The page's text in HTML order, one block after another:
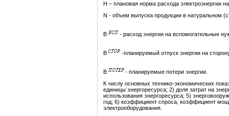
Н – плановая норма расхода электроэнергии
N - объем выпуска продукции в натуральном
В - расход энергии на вспомогательные
В -планируемый отпуск энергии на
В
- планируемые потери энергии.
К числу основных технико-экономических
единицы энергоресурса; 2) доля затрат на
использования энергоресурса; 5)
год; 6) коэффициент спроса, коэффициент
электрооборудования.